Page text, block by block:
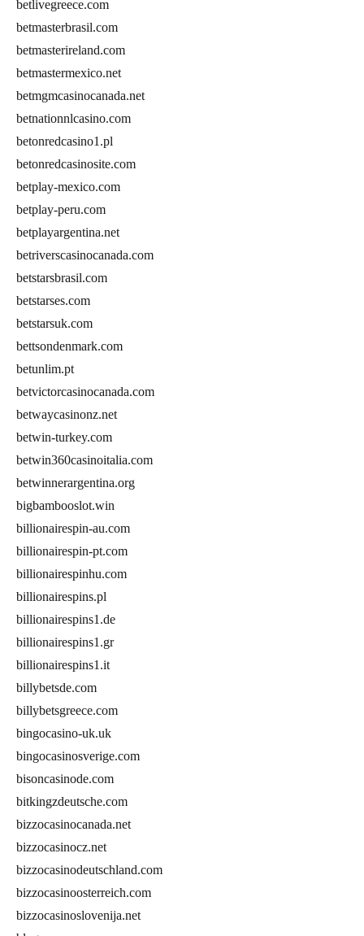
betlivegreece.com
betmasterbrasil.com
betmasterireland.com
betmastermexico.net
betmgmcasinocanada.net
betnationnlcasino.com
betonredcasino1.pl
betonredcasinosite.com
betplay-mexico.com
betplay-peru.com
betplayargentina.net
betriverscasinocanada.com
betstarsbrasil.com
betstarses.com
betstarsuk.com
bettsondenmark.com
betunlim.pt
betvictorcasinocanada.com
betwaycasinonz.net
betwin-turkey.com
betwin360casinoitalia.com
betwinnerargentina.org
bigbambooslot.win
billionairespin-au.com
billionairespin-pt.com
billionairespinhu.com
billionairespins.pl
billionairespins1.de
billionairespins1.gr
billionairespins1.it
billybetsde.com
billybetsgreece.com
bingocasino-uk.uk
bingocasinosverige.com
bisoncasinode.com
bitkingzdeutsche.com
bizzocasinocanada.net
bizzocasinocz.net
bizzocasinodeutschland.com
bizzocasinoosterreich.com
bizzocasinoslovenija.net